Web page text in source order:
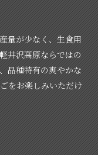
量が少なく、生食用
井沢高原ならではの
品種特有の爽やかな
をお楽しみいただけ